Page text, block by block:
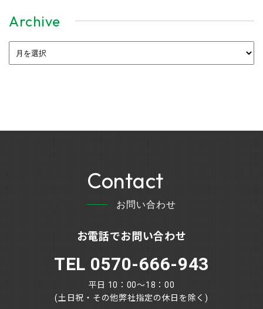
Archive
Contact
お問い合わせ
お電話でお問い合わせ
TEL 0570-666-943
平日 10：00～18：00
(土日祝・その他弊社指定の休日を除く)